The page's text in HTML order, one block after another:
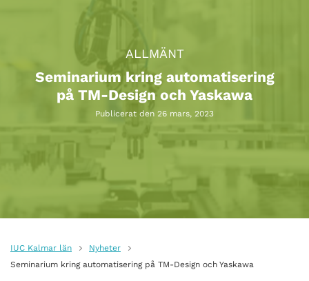
ALLMÄNT
Seminarium kring automatisering
på TM-Design och Yaskawa
Publicerat den 26 mars, 2023
IUC Kalmar län
Nyheter
Seminarium kring automatisering på TM-Design och Yaskawa